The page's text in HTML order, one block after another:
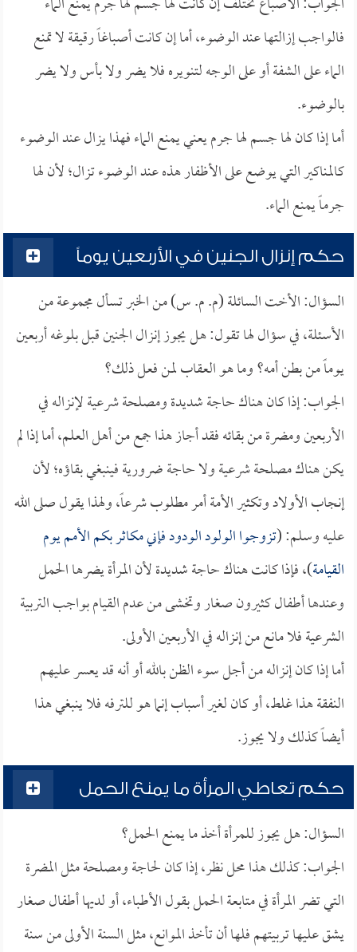
فالواجب إزالتها عند الوضوء، أما إن كانت أصباغاً رقيقة لا تمنع
الماء على الشفة أو على الوجه لتنويره فلا يضر ولا بأس ولا يضر
بالوضوء.
أما إذا كان لها جسم لها جرم يعني يمنع الماء فهذا يزال عند الوضوء
كالمناكير التي يوضع على الأظفار هذه عند الوضوء تزال؛ لأن لها
جرماً يمنع الماء.
حكم إنزال الجنين في الأربعين يوماً
السؤال: الأخت السائلة (م. م. س) من الخبر تسأل مجموعة من
الأسئلة، في سؤال لها تقول: هل يجوز إنزال الجنين قبل بلوغه أربعين
يوماً من بطن أمه؟ وما هو العقاب لمن فعل ذلك؟
الجواب: إذا كان هناك حاجة شديدة ومصلحة شرعية لإنزاله في
الأربعين ومضرة من بقائه فقد أجاز هذا جمع من أهل العلم، أما إذا لم
يكن هناك مصلحة شرعية ولا حاجة ضرورية فينبغي بقاؤه؛ لأن
إنجاب الأولاد وتكثير الأمة أمر مطلوب شرعاً، ولهذا يقول صلى الله
عليه وسلم: (تزوجوا الولود الودود فإني مكاثر بكم الأمم يوم
القيامة)، فإذا كانت هناك حاجة شديدة لأن المرأة يضرها الحمل
وعندها أطفال كثيرون صغار وتخشى من عدم القيام بواجب التربية
الشرعية فلا مانع من إنزاله في الأربعين الأولى.
أما إذا كان إنزاله من أجل سوء الظن بالله أو أنه قد يعسر عليهم
النفقة هذا غلط، أو كان لغير أسباب إنما هو للترفه فلا ينبغي هذا
أيضاً كذلك ولا يجوز.
حكم تعاطي المرأة ما يمنع الحمل
السؤال: هل يجوز للمرأة أخذ ما يمنع الحمل؟
الجواب: كذلك هذا محل نظر، إذا كان لحاجة ومصلحة مثل المضرة
التي تضر المرأة في متابعة الحمل بقول الأطباء، أو لديها أطفال صغار
يشق عليها تربيتهم فلها أن تأخذ الموانع، مثل السنة الأولى من سنة